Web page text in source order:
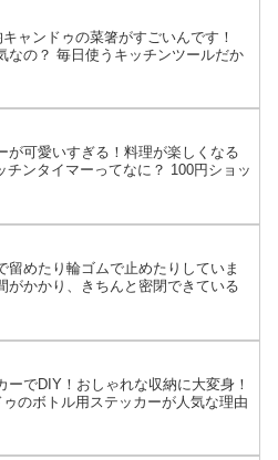
ャンドゥの菜箸がすごいんです！
なの？ 毎日使うキッチンツールだか
が可愛いすぎる！料理が楽しくなる
チンタイマーってなに？ 100円ショッ
留めたり輪ゴムで止めたりしていま
がかかり、きちんと密閉できている
でDIY！おしゃれな収納に大変身！
のボトル用ステッカーが人気な理由